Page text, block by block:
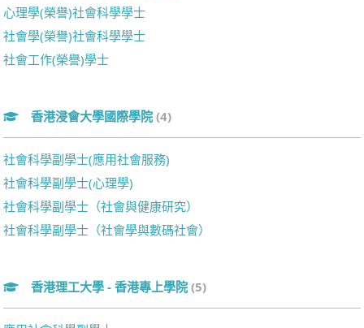
心理學(榮譽)社會科學學士
社會學(榮譽)社會科學學士
社會工作(榮譽)學士
香港浸會大學國際學院 (4)
社會科學副學士(應用社會服務)
社會科學副學士(心理學)
社會科學副學士（社會與健康研究）
社會科學副學士（社會學與數碼社會）
香港理工大學 - 香港專上學院 (5)